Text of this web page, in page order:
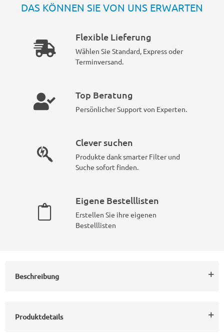
DAS KÖNNEN SIE VON UNS ERWARTEN
Flexible Lieferung
Wählen Sie Standard, Express oder
Terminversand.
Top Beratung
Persönlicher Support von Experten.
Clever suchen
Produkte dank smarter Filter und
Suche sofort finden.
Eigene Bestelllisten
Erstellen Sie ihre eigenen
Bestelllisten
Beschreibung
Produktdetails